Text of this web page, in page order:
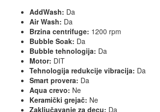
AddWash: Da
Air Wash: Da
Brzina centrifuge: 1200 rpm
Bubble Soak: Da
Bubble tehnologija: Da
Motor: DIT
Tehnologija redukcije vibracija: Da
Smart provera: Da
Aqua crevo: Ne
Keramički grejač: Ne
Zaključavanje za decu: Da